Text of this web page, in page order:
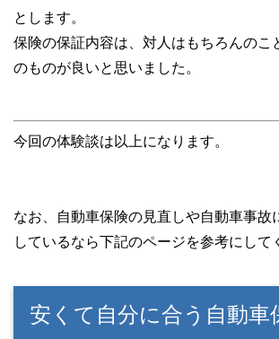
とします。
保険の保証内容は、対人はもちろんのこ
のものが良いと思いました。
今回の体験談は以上になります。
なお、自動車保険の見直しや自動車事故
しているなら下記のページを参考にして
安くて自分に合う自動車